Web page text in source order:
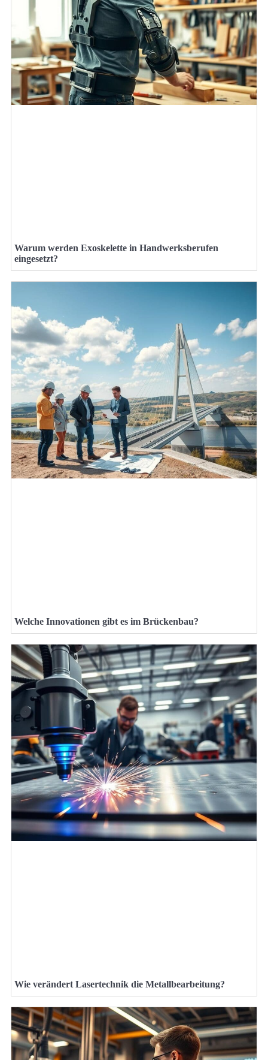
Warum werden Exoskelette in Handwerksberufen
eingesetzt?
Welche Innovationen gibt es im Brückenbau?
Wie verändert Lasertechnik die Metallbearbeitung?